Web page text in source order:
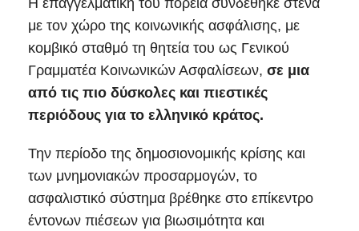
Η επαγγελματική του πορεία συνδέθηκε στενά
με τον χώρο της κοινωνικής ασφάλισης, με
κομβικό σταθμό τη θητεία του ως Γενικού
Γραμματέα Κοινωνικών Ασφαλίσεων, σε μια
από τις πιο δύσκολες και πιεστικές
περιόδους για το ελληνικό κράτος.
Την περίοδο της δημοσιονομικής κρίσης και
των μνημονιακών προσαρμογών, το
ασφαλιστικό σύστημα βρέθηκε στο επίκεντρο
έντονων πιέσεων για βιωσιμότητα και